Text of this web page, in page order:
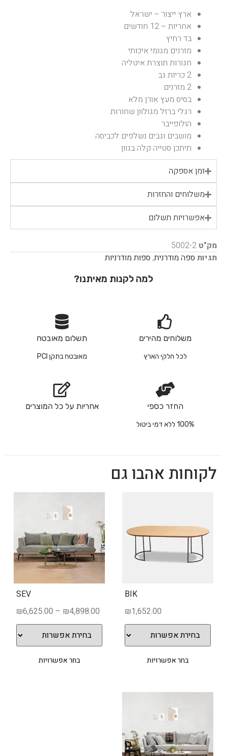
ארץ ייצור – ישראל
אחריות – 12 חודשים
בד רחיץ
מזרנים מגומי איכותי
חגורות תוצרת איטליה
2 כריות גב
2 מזרנים
בסיס מעץ אורן מלא
רגלי ברזל מגולוון שחורות
הולופייבר
מושבים וגבים נשלפים לכביסה
תיתכן סטייה קלה בגוון
זמן אספקה
משלוחים והחזרות
אפשרויות תשלום
מק"ט 5002-2
תגיות ספה מודרנית, ספות מודרניות
למה לקנות מאיתנו?
משלוחים מהירים
לכל חלקי הארץ
תשלום מאובטח
מאובטח בתקן PCI
החזר כספי
100% ללא דמי ביטול
אחריות על כל המוצרים
לקוחות אהבו גם
BIK
₪1,652.00
בחר אפשרויות
SEV
₪4,898.00
–
₪6,625.00
בחר אפשרויות